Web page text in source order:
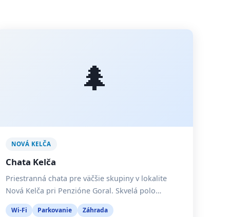
🌲
NOVÁ KELČA
Chata Kelča
Priestranná chata pre väčšie skupiny v lokalite
Nová Kelča pri Penzióne Goral. Skvelá polo…
Wi-Fi Parkovanie Záhrada